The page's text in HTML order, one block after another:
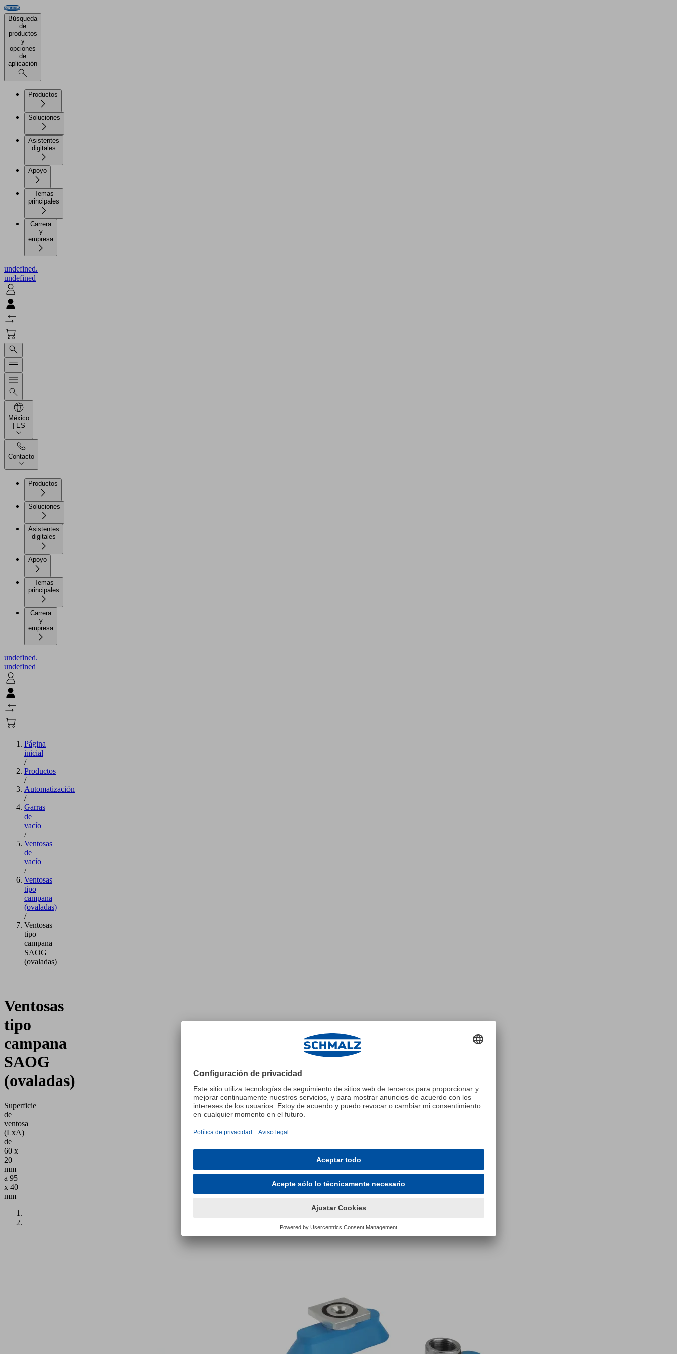
Búsqueda
de
productos
y
opciones
de
aplicación
Productos
Soluciones
Asistentes
Apoyo
Temas
principales
Carrera
y
empresa
undefined.
undefined
México
| ES
Contacto
Productos
Soluciones
Asistentes
Apoyo
Temas
principales
Carrera
y
empresa
undefined.
undefined
Página
inicial
/
Productos
/
Automatización
/
Garras
de
vacío
/
Ventosas
de
vacío
/
Ventosas
tipo
campana
(ovaladas)
/
Ventosas
tipo
campana
SAOG
(ovaladas)
Ventosas
tipo
campana
SAOG
(ovaladas)
Superficie
de
ventosa
(LxA)
de
60 x
20
mm
a 95
x 40
mm